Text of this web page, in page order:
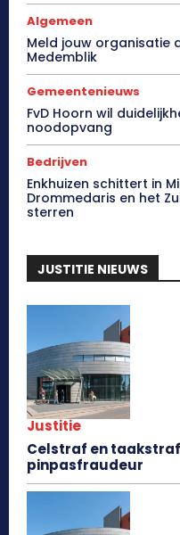
Algemeen
Meld jouw organisatie
Medemblik
Gemeentenieuws
FvD Hoorn wil
noodopvang
Bedrijven
Enkhuizen schittert in
Drommedaris en het
sterren
JUSTITIE NIEUWS
Justitie
Celstraf en
pinpasfraudeur